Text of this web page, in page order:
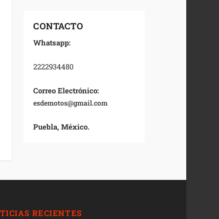
CONTACTO
Whatsapp:
2222934480
Correo Electrónico:
esdemotos@gmail.com
Puebla, México.
RECIENTES